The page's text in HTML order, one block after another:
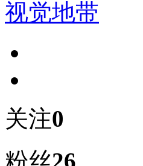
视觉地带
关注0